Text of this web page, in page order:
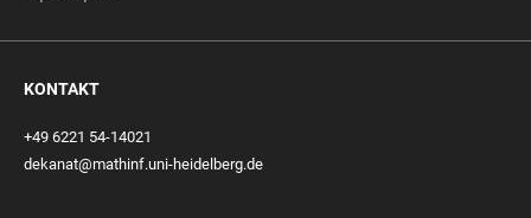
KONTAKT
+49 6221 54-14021
dekanat@mathinf.uni-heidelberg.de